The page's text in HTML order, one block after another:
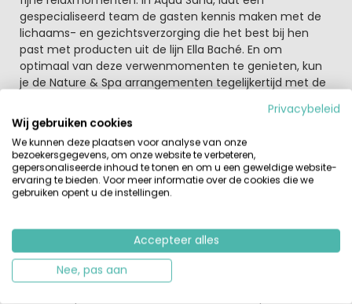
gespecialiseerd team de gasten kennis maken met de
lichaams- en gezichtsverzorging die het best bij hen
past met producten uit de lijn Ella Baché. En om
optimaal van deze verwenmomenten te genieten, kun
je de Nature & Spa arrangementen tegelijkertijd met de
Aqua Mundo
Lente, zomer, herfst of winter, ongeacht het seizoen, het
water in Aqua Mundo heeft altijd dezelfde aangename
temperatuur van 29°C. Wandel tussen de palmen, maak
pret onder de watervallen, glijd van de Wild waterbaan...
hebben kinderen dolle pret en kijken de allerkleinsten
Sport en vrije tijd voor iedereen
Privacybeleid
Wij gebruiken cookies
We kunnen deze plaatsen voor analyse van onze
bezoekersgegevens, om onze website te verbeteren,
gepersonaliseerde inhoud te tonen en om u een geweldige website-
ervaring te bieden. Voor meer informatie over de cookies die we
gebruiken opent u de instellingen.
Accepteer alles
Nee, pas aan